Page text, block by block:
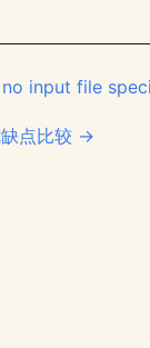
input file
点比较 →